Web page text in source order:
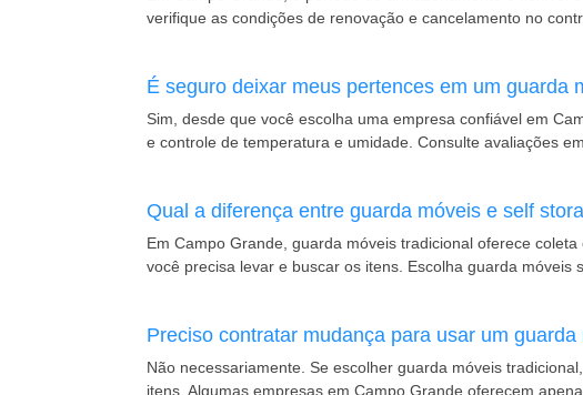
verifique as condições de renovação e cancelamento no
É seguro deixar meus pertences em um guarda
Sim, desde que você escolha uma empresa confiável em
e controle de temperatura e umidade. Consulte avaliações
Qual a diferença entre guarda móveis e self
Em Campo Grande, guarda móveis tradicional oferece
você precisa levar e buscar os itens. Escolha guarda
Preciso contratar mudança para usar um
Não necessariamente. Se escolher guarda móveis
itens. Algumas empresas em Campo Grande oferecem